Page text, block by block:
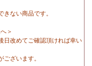
ない商品です。
＞
日改めてご確認頂ければ幸い
ざいます。